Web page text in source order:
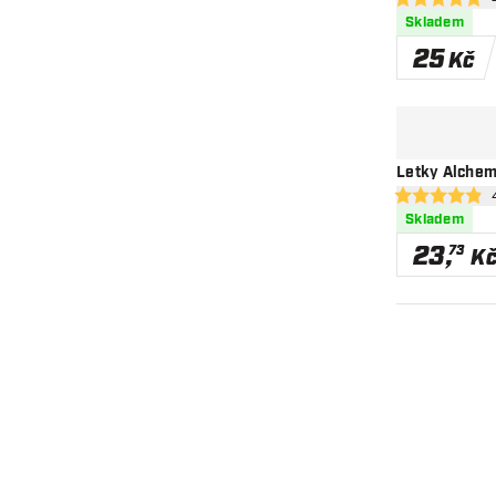
4.8 hodnoticí
Skladem
25Kč
Letky
4.9 hodnoticí
Skladem
23,73